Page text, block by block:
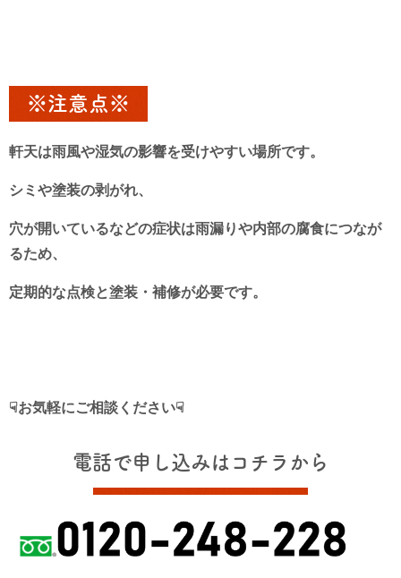
※注意点※
軒天は雨風や湿気の影響を受けやすい場所です。
シミや塗装の剥がれ、
穴が開いているなどの症状は雨漏りや内部の腐食につなが
るため、
定期的な点検と塗装・補修が必要です。
☟お気軽にご相談ください☟
電話で申し込みはコチラから